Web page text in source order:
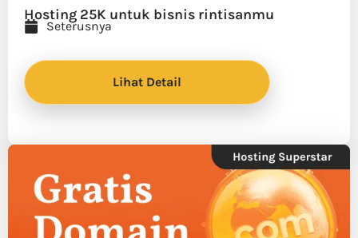
Hosting 25K untuk bisnis rintisanmu
Seterusnya
Lihat Detail